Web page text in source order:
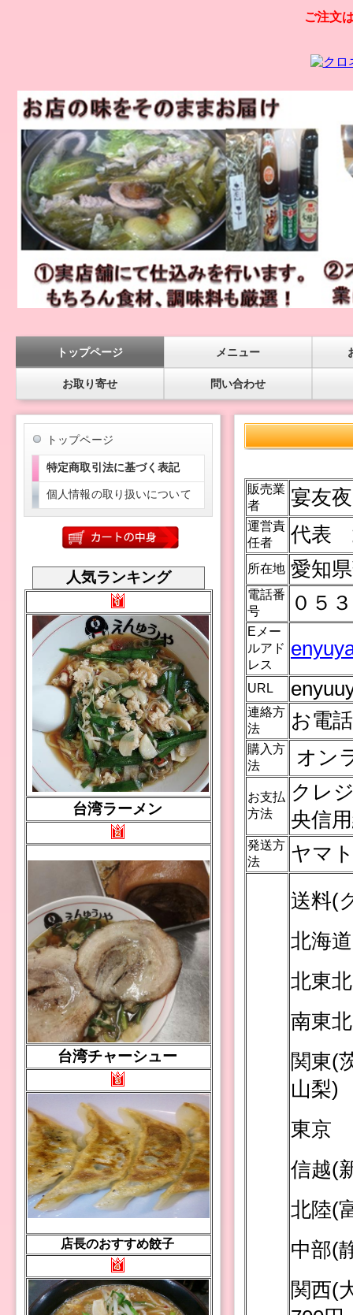
ご注文
トップページ メニュー
お取り寄せ 問い合わせ
販売業
者
宴友
運営責
任者
代表
所在地 愛知
電話番
号
０５
Eメー
ルアド
レス
URL
連絡方
法
お電
購入方
法
オン
お支払
方法
クレ
央信
発送方
法
ヤマ
送料(
北海
北東
南東
関東(
山梨)
東京
信越(
北陸(
中部(
関西(
トップページ
特定商取引法に基づく表記
個人情報の取り扱いについて
人気ランキング
台湾ラーメン
台湾チャーシュー
店長のおすすめ餃子